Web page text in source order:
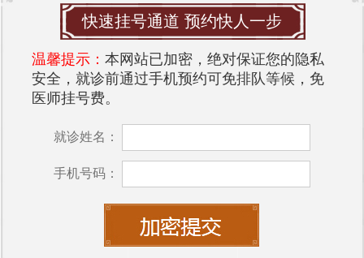
炼，保持良好的生活习惯也非常重要。
对于已出现皮肤病症状的患者，应及时就医，避免
病情恶化。在山东省，有多家专注于皮肤病治疗的
医院，其中济南中研皮肤病医院 就是一个值得推荐
的选择。
济南中研皮肤病医院
济南中研皮肤病医院是一家集医疗、科研、预防、
丰富的中医皮肤病专家团队，致力于为患者提供精
准的诊断和个性化的治疗方案。医院在皮肤病的中
快速挂号通道 预约快人一步
温馨提示： 本网站已加密，绝对保证您的隐私
安全，就诊前通过手机预约可免排队等候，免
医师挂号费。
就诊姓名：
手机号码：